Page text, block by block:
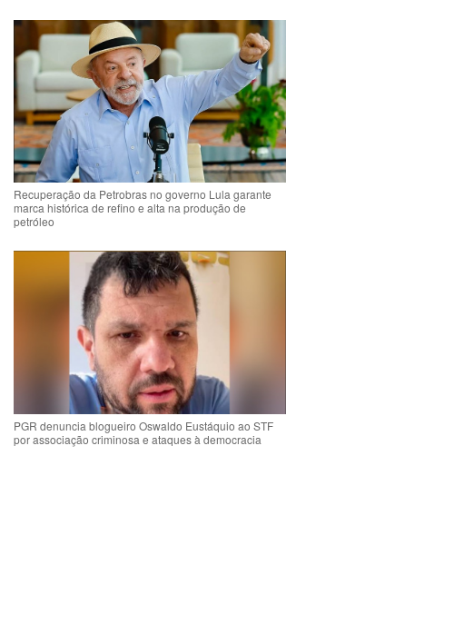
Recuperação da Petrobras no governo Lula garante
marca histórica de refino e alta na produção de
petróleo
PGR denuncia blogueiro Oswaldo Eustáquio ao STF
por associação criminosa e ataques à democracia